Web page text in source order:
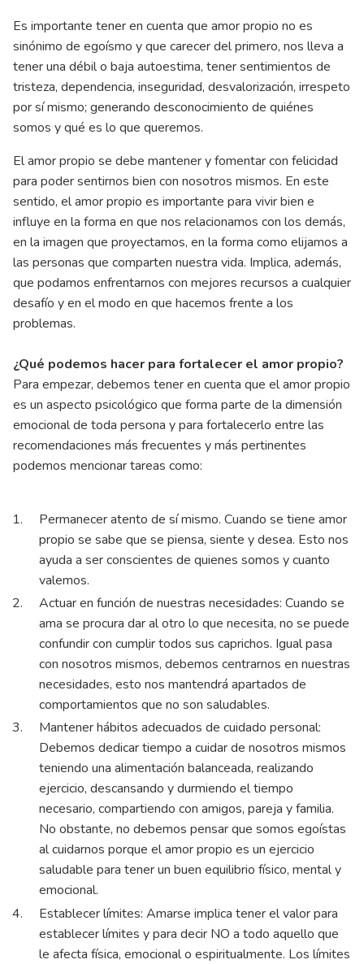
Es importante tener en cuenta que amor propio no es
sinónimo de egoísmo y que carecer del primero, nos lleva a
tener una débil o baja autoestima, tener sentimientos de
tristeza, dependencia, inseguridad, desvalorización, irrespeto
por sí mismo; generando desconocimiento de quiénes
somos y qué es lo que queremos.
El amor propio se debe mantener y fomentar con felicidad
para poder sentirnos bien con nosotros mismos. En este
sentido, el amor propio es importante para vivir bien e
influye en la forma en que nos relacionamos con los demás,
en la imagen que proyectamos, en la forma como elijamos a
las personas que comparten nuestra vida. Implica, además,
que podamos enfrentarnos con mejores recursos a cualquier
desafío y en el modo en que hacemos frente a los
problemas.
¿Qué podemos hacer para fortalecer el amor propio?
Para empezar, debemos tener en cuenta que el amor propio
es un aspecto psicológico que forma parte de la dimensión
emocional de toda persona y para fortalecerlo entre las
recomendaciones más frecuentes y más pertinentes
podemos mencionar tareas como:
Permanecer atento de sí mismo. Cuando se tiene amor
propio se sabe que se piensa, siente y desea. Esto nos
ayuda a ser conscientes de quienes somos y cuanto
valemos.
Actuar en función de nuestras necesidades: Cuando se
ama se procura dar al otro lo que necesita, no se puede
confundir con cumplir todos sus caprichos. Igual pasa
con nosotros mismos, debemos centrarnos en nuestras
necesidades, esto nos mantendrá apartados de
comportamientos que no son saludables.
Mantener hábitos adecuados de cuidado personal:
Debemos dedicar tiempo a cuidar de nosotros mismos
teniendo una alimentación balanceada, realizando
ejercicio, descansando y durmiendo el tiempo
necesario, compartiendo con amigos, pareja y familia.
No obstante, no debemos pensar que somos egoístas
al cuidarnos porque el amor propio es un ejercicio
saludable para tener un buen equilibrio físico, mental y
emocional.
Establecer límites: Amarse implica tener el valor para
establecer límites y para decir NO a todo aquello que
le afecta física, emocional o espiritualmente. Los límites